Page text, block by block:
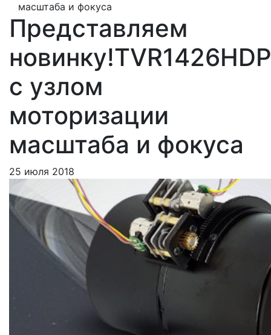
масштаба и фокуса
Представляем
с узлом
моторизации
масштаба и фокуса
25 июля 2018